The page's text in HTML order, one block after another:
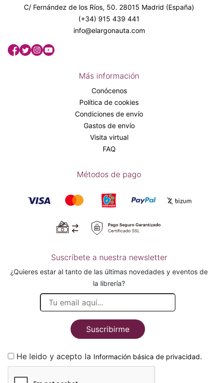
C/ Fernández de los Ríos, 50. 28015 Madrid (España)
(+34) 915 439 441
info@elargonauta.com
Más información
Conócenos
Política de cookies
Condiciones de envío
Gastos de envío
Visita virtual
FAQ
Métodos de pago
Suscríbete a nuestra newsletter
¿Quieres estar al tanto de las últimas novedades y eventos de
la librería?
Suscribirme
He leido y acepto la Información básica de privacidad.